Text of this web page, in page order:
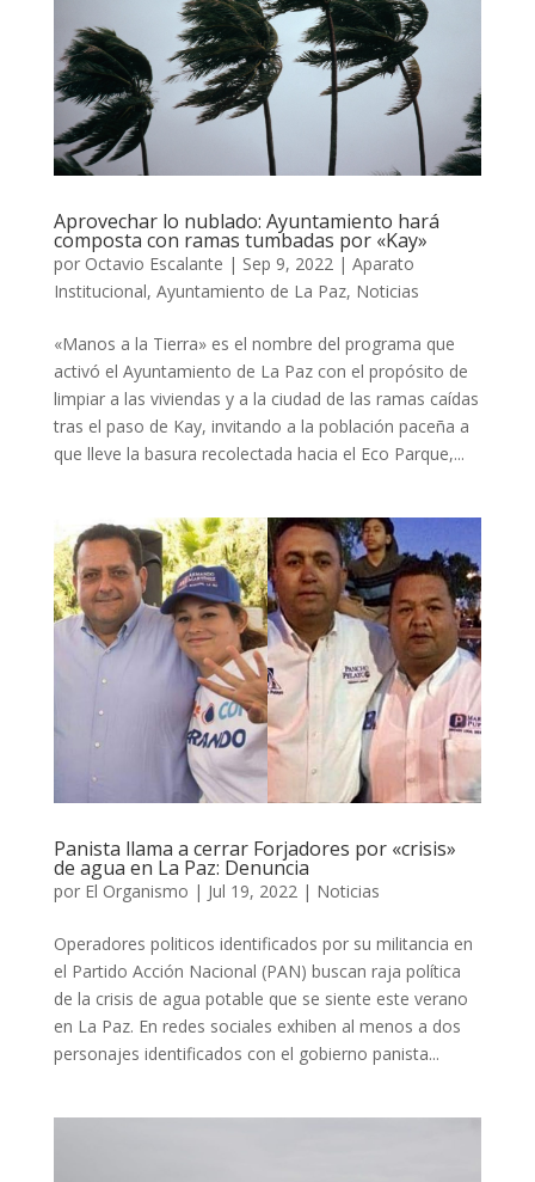
Aprovechar lo nublado: Ayuntamiento hará
composta con ramas tumbadas por «Kay»
por Octavio Escalante | Sep 9, 2022| Aparato
Institucional, Ayuntamiento de La Paz, Noticias
«Manos a la Tierra» es el nombre del programa que
activó el Ayuntamiento de La Paz con el propósito de
limpiar a las viviendas y a la ciudad de las ramas caídas
tras el paso de Kay, invitando a la población paceña a
que lleve la basura recolectada hacia el Eco Parque,...
Panista llama a cerrar Forjadores por «crisis»
de agua en La Paz: Denuncia
por El Organismo | Jul 19, 2022| Noticias
Operadores politicos identificados por su militancia en
el Partido Acción Nacional (PAN) buscan raja política
de la crisis de agua potable que se siente este verano
en La Paz. En redes sociales exhiben al menos a dos
personajes identificados con el gobierno panista...